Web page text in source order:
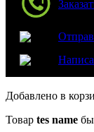
Добавлено в
Товар tes name